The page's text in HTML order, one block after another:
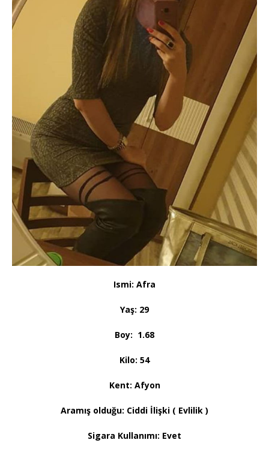
Ismi: Afra
Yaş: 29
Boy: 1.68
Kilo: 54
Kent: Afyon
Aramış olduğu: Ciddi İlişki ( Evlilik )
Sigara Kullanımı: Evet